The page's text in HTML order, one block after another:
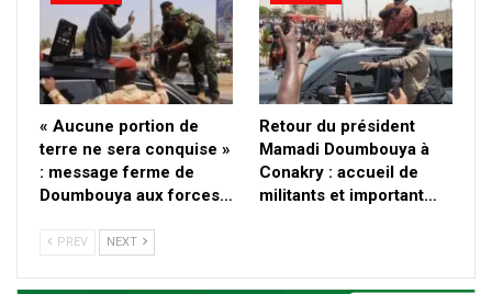
« Aucune portion de
terre ne sera conquise »
: message ferme de
Doumbouya aux forces…
Retour du président
Mamadi Doumbouya à
Conakry : accueil de
militants et important…
PREV NEXT